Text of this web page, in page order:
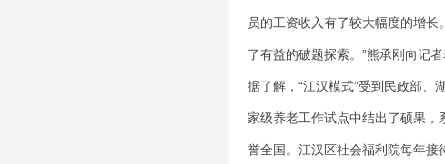
员的工资收入有了较大幅度的增
了有益的破题探索。”熊承刚向记者
据了解，“江汉模式”受到民政部、
家级养老工作试点中结出了硕果，
誉全国。江汉区社会福利院每年